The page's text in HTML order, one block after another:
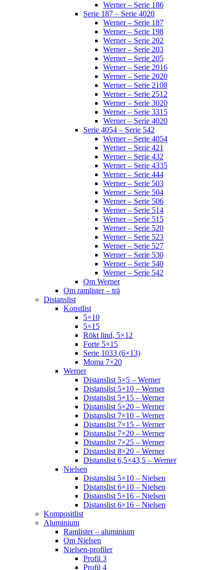
Werner – Serie 186
Serie 187 – Serie 4020
Werner – Serie 187
Werner – Serie 198
Werner – Serie 202
Werner – Serie 203
Werner – Serie 205
Werner – Serie 2016
Werner – Serie 2020
Werner – Serie 2108
Werner – Serie 2512
Werner – Serie 3020
Werner – Serie 3315
Werner – Serie 4020
Serie 4054 – Serie 542
Werner – Serie 4054
Werner – Serie 421
Werner – Serie 432
Werner – Serie 4335
Werner – Serie 444
Werner – Serie 503
Werner – Serie 504
Werner – Serie 506
Werner – Serie 514
Werner – Serie 515
Werner – Serie 520
Werner – Serie 523
Werner – Serie 527
Werner – Serie 530
Werner – Serie 540
Werner – Serie 542
Om Werner
Om ramlister – trä
Distanslist
Konstlist
5×10
5×15
Rökt lind, 5×12
Forte 5×15
Serie 1033 (6×13)
Moma 7×20
Werner
Distanslist 5×5 – Werner
Distanslist 5×10 – Werner
Distanslist 5×15 – Werner
Distanslist 5×20 – Werner
Distanslist 7×10 – Werner
Distanslist 7×15 – Werner
Distanslist 7×20 – Werner
Distanslist 7×25 – Werner
Distanslist 8×20 – Werner
Distanslist 6,5×43,5 – Werner
Nielsen
Distanslist 5×10 – Nielsen
Distanslist 6×10 – Nielsen
Distanslist 5×16 – Nielsen
Distanslist 6×16 – Nielsen
Kompositlist
Aluminium
Ramlister – aluminium
Om Nielsen
Nielsen-profiler
Profil 3
Profil 4